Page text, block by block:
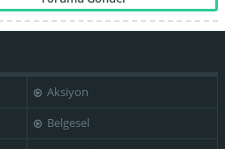
Aksiyon
Belgesel